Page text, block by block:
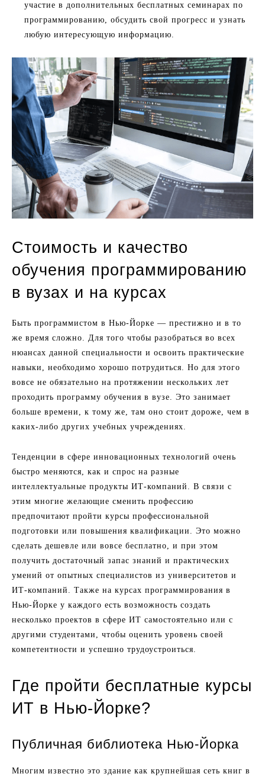
участие в дополнительных бесплатных семинарах по
программированию, обсудить свой прогресс и узнать
любую интересующую информацию.
Стоимость и качество
обучения программированию
в вузах и на курсах
Быть программистом в Нью-Йорке — престижно и в то
же время сложно. Для того чтобы разобраться во всех
нюансах данной специальности и освоить практические
навыки, необходимо хорошо потрудиться. Но для этого
вовсе не обязательно на протяжении нескольких лет
проходить программу обучения в вузе. Это занимает
больше времени, к тому же, там оно стоит дороже, чем в
каких-либо других учебных учреждениях.
Тенденции в сфере инновационных технологий очень
быстро меняются, как и спрос на разные
интеллектуальные продукты ИТ-компаний. В связи с
этим многие желающие сменить профессию
предпочитают пройти курсы профессиональной
подготовки или повышения квалификации. Это можно
сделать дешевле или вовсе бесплатно, и при этом
получить достаточный запас знаний и практических
умений от опытных специалистов из университетов и
ИТ-компаний. Также на курсах программирования в
Нью-Йорке у каждого есть возможность создать
несколько проектов в сфере ИТ самостоятельно или с
другими студентами, чтобы оценить уровень своей
компетентности и успешно трудоустроиться.
Где пройти бесплатные курсы
ИТ в Нью-Йорке?
Публичная библиотека Нью-Йорка
Многим известно это здание как крупнейшая сеть книг в